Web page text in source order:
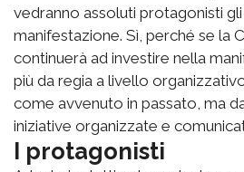
vedranno assoluti protagonisti
manifestazione. Sì, perché se la
continuerà ad investire nella
più da regia a livello
come avvenuto in passato, ma
iniziative organizzate e
I protagonisti